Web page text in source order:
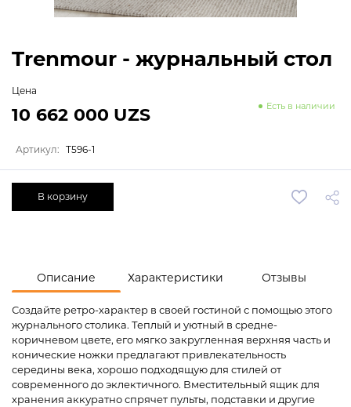
Описание Характеристики Отзывы
Создайте ретро-характер в своей гостиной с помощью этого
журнального столика. Теплый и уютный в средне-
коричневом цвете, его мягко закругленная верхняя часть и
конические ножки предлагают привлекательность
середины века, хорошо подходящую для стилей от
современного до эклектичного. Вместительный ящик для
хранения аккуратно спрячет пульты, подставки и другие
Trenmour - журнальный стол
Цена
Есть в наличии
10 662 000 UZS
Артикул: T596-1
В корзину